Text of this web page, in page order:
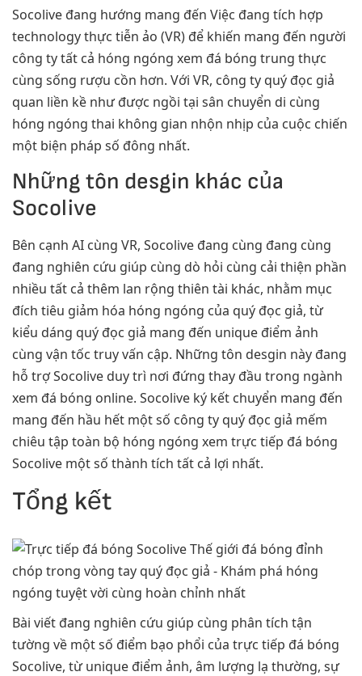
Socolive đang hướng mang đến Việc đang tích hợp
technology thực tiễn ảo (VR) để khiến mang đến người
công ty tất cả hóng ngóng xem đá bóng trung thực
cùng sống rượu cồn hơn. Với VR, công ty quý đọc giả
quan liền kề như được ngồi tại sân chuyển di cùng
hóng ngóng thai không gian nhộn nhịp của cuộc chiến
một biện pháp số đông nhất.
Những tôn desgin khác của
Socolive
Bên cạnh AI cùng VR, Socolive đang cùng đang cùng
đang nghiên cứu giúp cùng dò hỏi cùng cải thiện phần
nhiều tất cả thêm lan rộng thiên tài khác, nhằm mục
đích tiêu giảm hóa hóng ngóng của quý đọc giả, từ
kiểu dáng quý đọc giả mang đến unique điểm ảnh
cùng vận tốc truy vấn cập. Những tôn desgin này đang
hỗ trợ Socolive duy trì nơi đứng thay đầu trong ngành
xem đá bóng online. Socolive ký kết chuyển mang đến
mang đến hầu hết một số công ty quý đọc giả mếm
chiêu tập toàn bộ hóng ngóng xem trực tiếp đá bóng
Socolive một số thành tích tất cả lợi nhất.
Tổng kết
Bài viết đang nghiên cứu giúp cùng phân tích tận
tường về một số điểm bạo phổi của trực tiếp đá bóng
Socolive, từ unique điểm ảnh, âm lượng lạ thường, sự